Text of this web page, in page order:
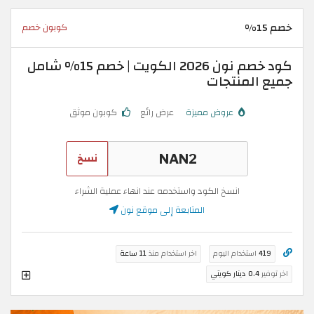
خصم 15% كوبون خصم
كود خصم نون 2026 الكويت | خصم 15% شامل
جميع المنتجات
عروض مميزة عرض رائع كوبون موثق
نسخ
انسخ الكود واستخدمه عند انهاء عملية الشراء
المتابعة إلى موقع نون
419 استخدام اليوم اخر استخدام منذ11 ساعة
اخر توفير0.4 دينار كويتي